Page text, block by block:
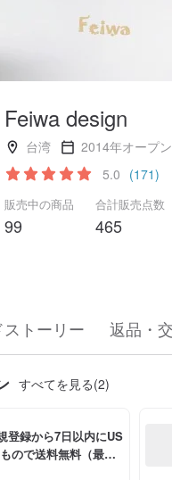
Feiwa design
台湾
2014年オープン
5.0 (171)
販売中の商品
99
合計販売点数
465
トーリー 返品・
すべてを見る(2)
登録から7日以内にUS
ので送料無料（最大U